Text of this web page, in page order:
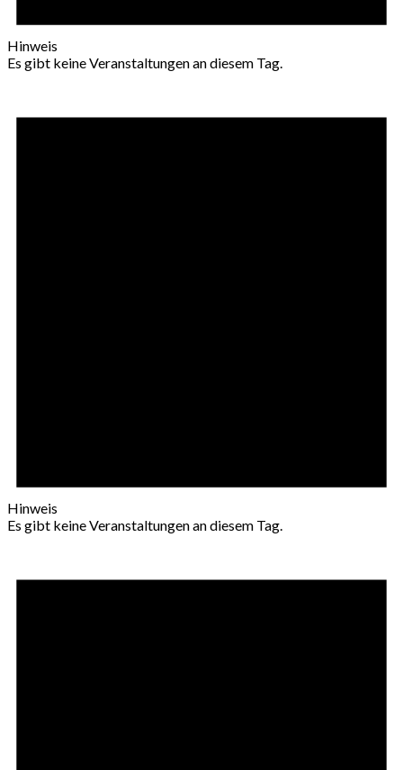
Hinweis
Es gibt keine Veranstaltungen an diesem Tag.
Hinweis
Es gibt keine Veranstaltungen an diesem Tag.